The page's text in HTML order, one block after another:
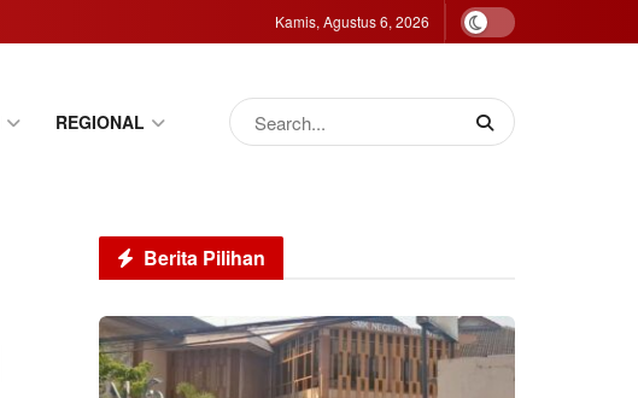
Kamis, Agustus 6, 2026
REGIONAL
Berita Pilihan